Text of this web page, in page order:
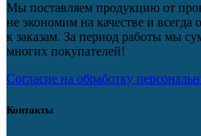
Мы поставляем продукцию от
не экономим на качестве и всегда
к заказам. За период работы мы
многих покупателей!
Согласие на обработку
Контакты